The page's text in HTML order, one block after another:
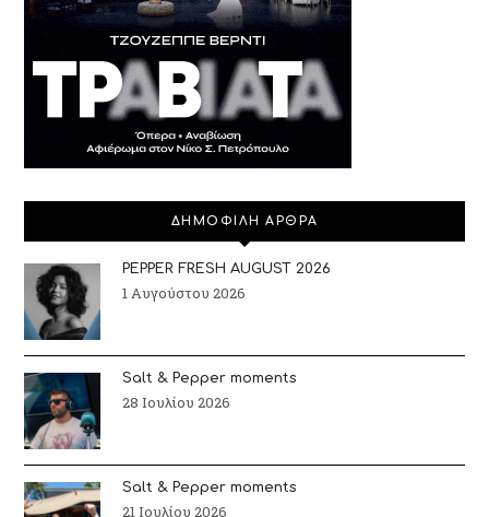
ΔΗΜΟΦΙΛΗ ΑΡΘΡΑ
PEPPER FRESH AUGUST 2026
1 Αυγούστου 2026
Salt & Pepper moments
28 Ιουλίου 2026
Salt & Pepper moments
21 Ιουλίου 2026